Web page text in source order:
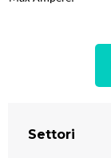
Settori